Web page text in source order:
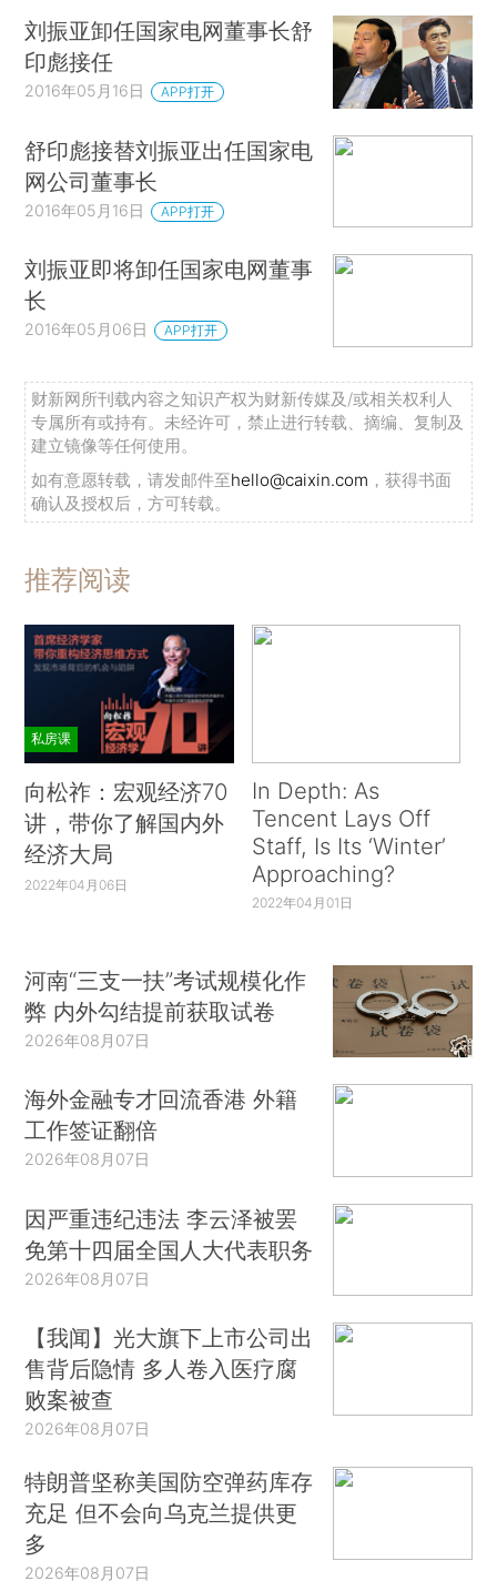
刘振亚卸任国家电网董事长舒
印彪接任
2016年05月16日 APP打开
舒印彪接替刘振亚出任国家电
网公司董事长
2016年05月16日 APP打开
刘振亚即将卸任国家电网董事
长
2016年05月06日 APP打开
财新网所刊载内容之知识产权为财新传媒及/或相关权利人
专属所有或持有。未经许可，禁止进行转载、摘编、复制及
建立镜像等任何使用。
如有意愿转载，请发邮件至hello@caixin.com ，获得书面
确认及授权后，方可转载。
推荐阅读
私房课
向松祚：宏观经济70
讲，带你了解国内外
经济大局
2022年04月06日
In Depth: As
Tencent Lays Off
Staff, Is Its ‘Winter’
Approaching?
2022年04月01日
河南“三支一扶”考试规模化作
弊 内外勾结提前获取试卷
2026年08月07日
海外金融专才回流香港 外籍
工作签证翻倍
2026年08月07日
因严重违纪违法 李云泽被罢
免第十四届全国人大代表职务
2026年08月07日
【我闻】光大旗下上市公司出
售背后隐情 多人卷入医疗腐
败案被查
2026年08月07日
特朗普坚称美国防空弹药库存
充足 但不会向乌克兰提供更
多
2026年08月07日